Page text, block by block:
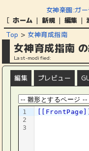
女神楽園:ガ
[ ホーム | 新規 | 編集 |
Top > 女神育成指南
女神育成指南
Last-modified:
編集 プレビュー
1
2
3
[[FrontPage]]